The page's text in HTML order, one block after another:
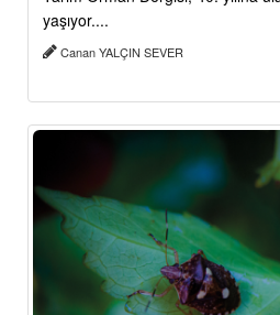
yaşıyor....
Canan YALÇIN SEVER